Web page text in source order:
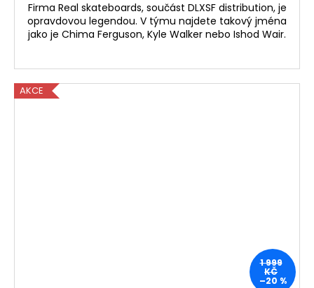
Firma Real skateboards, součást DLXSF distribution, je
opravdovou legendou. V týmu najdete takový jména
jako je Chima Ferguson, Kyle Walker nebo Ishod Wair.
AKCE
1 999
KČ
–20 %